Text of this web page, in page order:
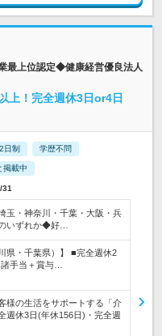
最上位認定◆健康経営優良法人
上！完全週休3日or4日
日制 学歴不問
掲載中
玉・神奈川・千葉・大阪・兵
いずれか◆好…
県・千葉県）】 ■完全週休2
手当＋賞与…
様の生活をサポートする「介
週休3日(年休156日)・完全週